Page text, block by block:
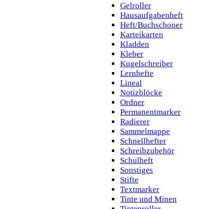
Gelroller
Hausaufgabenheft
Heft/Buchschoner
Karteikarten
Kladden
Kleber
Kugelschreiber
Lernhefte
Lineal
Notizblöcke
Ordner
Permanentmarker
Radierer
Sammelmappe
Schnellhefter
Schreibzubehör
Schulheft
Sonstiges
Stifte
Textmarker
Tinte und Minen